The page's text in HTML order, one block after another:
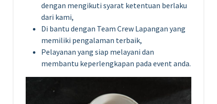
dengan mengikuti syarat ketentuan berlaku
dari kami,
Di bantu dengan Team Crew Lapangan yang
memiliki pengalaman terbaik,
Pelayanan yang siap melayani dan
membantu keperlengkapan pada event anda.